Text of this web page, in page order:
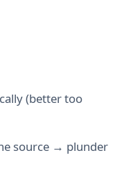
(better too
source → plunder